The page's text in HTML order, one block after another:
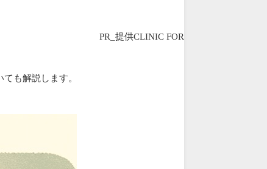
PR_提供CLINIC FOR
も解説します。